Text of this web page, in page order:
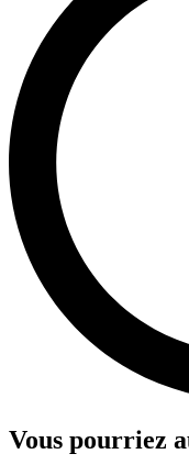
Vous pourriez